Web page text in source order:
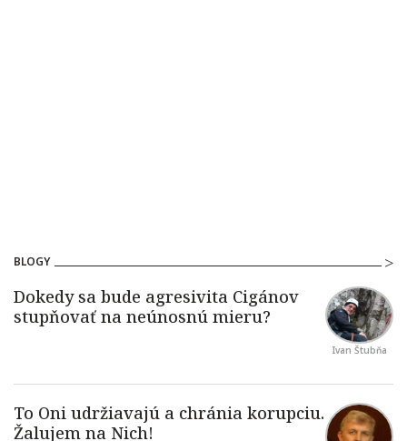
BLOGY
Ivan Štubňa